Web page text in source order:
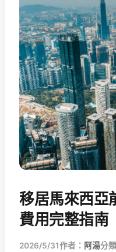
移居馬來西
費用完整指南
2026/5/31作者： 阿湯分